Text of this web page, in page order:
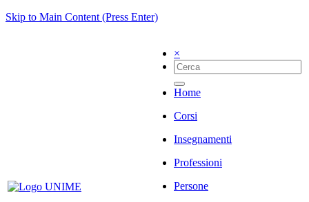
Skip to Main Content (Press Enter)
×
Home
Corsi
Insegnamenti
Professioni
Persone